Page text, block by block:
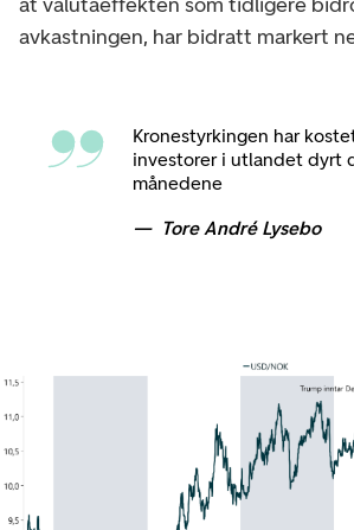
avkastningen, har bidratt markert
Kronestyrkingen har
investorer i utlandet dyrt
månedene
Tore André Lysebo